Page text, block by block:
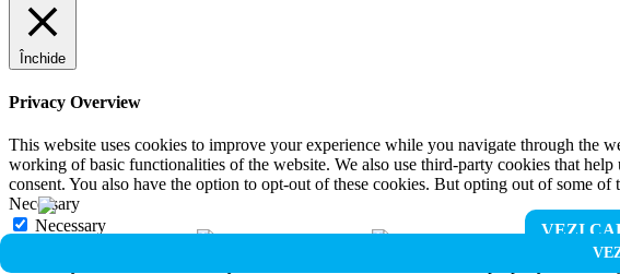
VEZI
Închide
Privacy Overview
This website uses cookies to improve your experience while you navigate through the
working of basic functionalities of the website. We also use third-party cookies that
consent. You also have the option to opt-out of these cookies. But opting out of some
Necessary
Necessary